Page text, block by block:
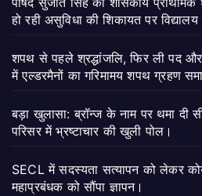
हो रही असुविधा की शिकायत पर
शपथ से पहले श्रद्धांजलि, फिर ली पद
में एल्डरमैनों का गरिमामय शपथ ग्रहण
बड़ा खुलासा: ब्रॉन्ज के नाम पर थमा दी
परिसर में भ्रष्टाचार की खुली पोल।
SECL में सदस्यता सत्यापन को लेकर
महाप्रबंधक को सौंपा ज्ञापन।